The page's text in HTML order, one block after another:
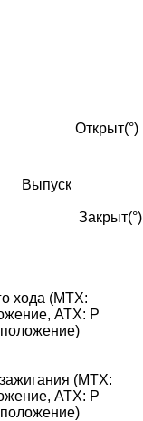
Выпуск
Открыт(°)
Закрыт(°)
хода (MTX:
ATX: P
(MTX:
ATX: P